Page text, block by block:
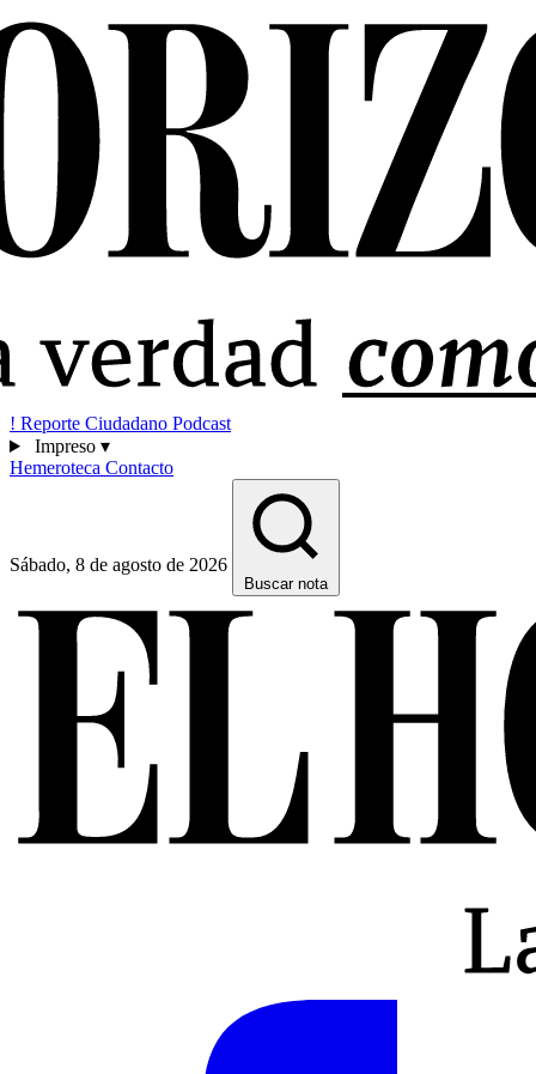
! Reporte Ciudadano Podcast
Impreso ▾
Hemeroteca Contacto
Sábado, 8 de agosto de 2026
Buscar nota